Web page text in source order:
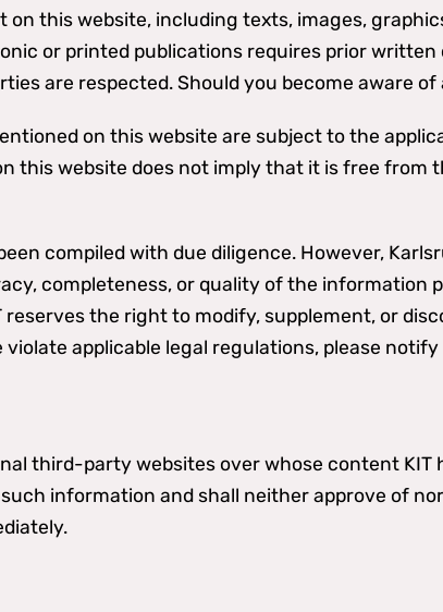
this website, including texts, images,
or printed publications requires prior
are respected. Should you become aware
on this website are subject to the
this website does not imply that it is free from
compiled with due diligence. However,
completeness, or quality of the
reserves the right to modify, supplement, or
applicable legal regulations, please
third-party websites over whose content
information and shall neither approve of